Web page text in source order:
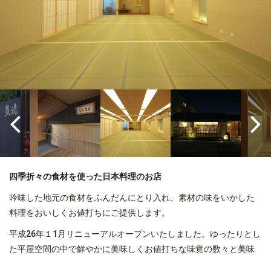
四季折々の食材を使った日本料理のお店
吟味した地元の食材をふんだんにとり入れ、素材の味をいかした
料理をおいしくお値打ちにご提供します。
平成26年１ 1 月リニューアルオープンいたしました。ゆったりとし
た平屋空間の中で鮮やかに美味しくお値打ちな味覚の数々と美味